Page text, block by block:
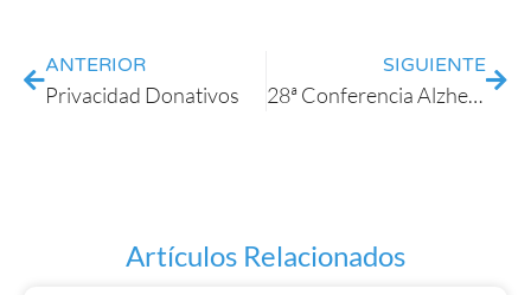
ANTERIOR
Privacidad Donativos
SIGUIENTE
28ª Conferencia Alzheimer Europa Aspectos destacados de la conferencia – Día 1
Artículos Relacionados